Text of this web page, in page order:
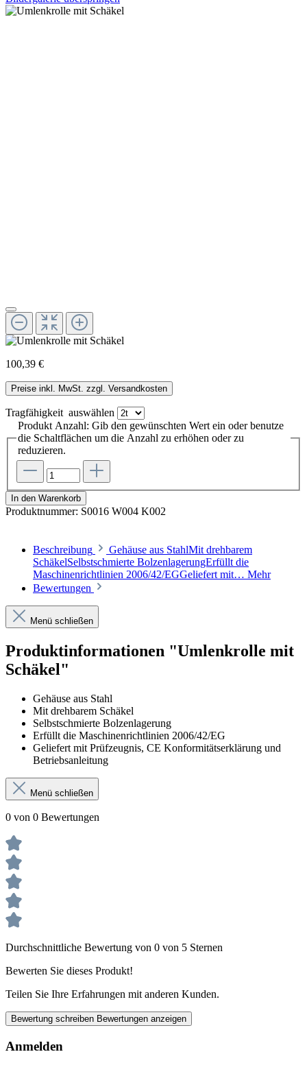
100,39 €
Preise inkl. MwSt. zzgl. Versandkosten
Tragfähigkeit auswählen
Produkt Anzahl: Gib den gewünschten Wert ein oder benutze
die Schaltflächen um die Anzahl zu erhöhen oder zu
reduzieren.
In den Warenkorb
Produktnummer: S0016 W004 K002
Beschreibung
Gehäuse aus StahlMit drehbarem
SchäkelSelbstschmierte BolzenlagerungErfüllt die
Maschinenrichtlinien 2006/42/EGGeliefert mit… Mehr
Bewertungen
Menü schließen
Produktinformationen "Umlenkrolle mit
Schäkel"
Gehäuse aus Stahl
Mit drehbarem Schäkel
Selbstschmierte Bolzenlagerung
Erfüllt die Maschinenrichtlinien 2006/42/EG
Geliefert mit Prüfzeugnis, CE Konformitätserklärung und
Betriebsanleitung
Menü schließen
0 von 0 Bewertungen
Durchschnittliche Bewertung von 0 von 5 Sternen
Bewerten Sie dieses Produkt!
Teilen Sie Ihre Erfahrungen mit anderen Kunden.
Bewertung schreiben Bewertungen anzeigen
Anmelden